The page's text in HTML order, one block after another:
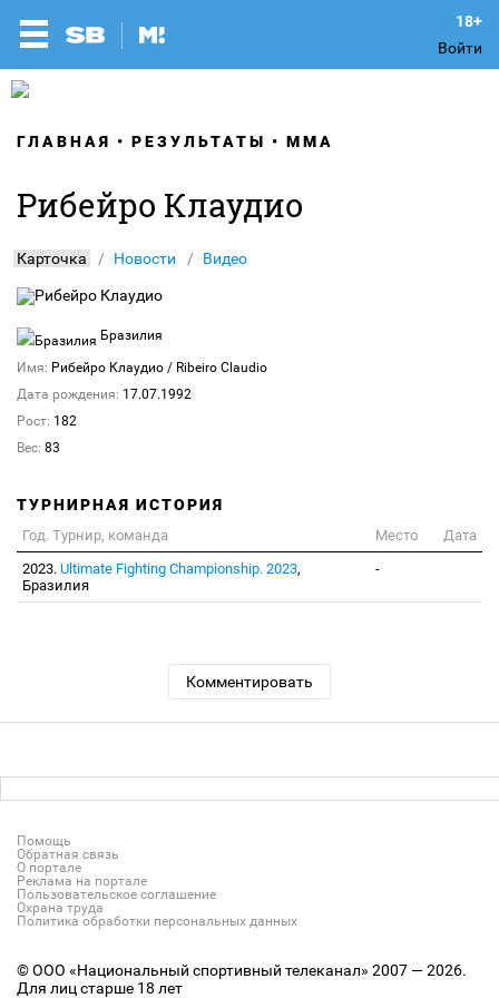
Войти
ГЛАВНАЯ РЕЗУЛЬТАТЫ ММА
Рибейро Клаудио
Карточка Новости Видео
Бразилия
Имя: Рибейро Клаудио / Ribeiro Claudio
Дата рождения: 17.07.1992
Рост: 182
Вес: 83
ТУРНИРНАЯ ИСТОРИЯ
Год. Турнир, команда Место
Дата
2023. Ultimate Fighting Championship. 2023,
Бразилия
-
Комментировать
Помощь
Обратная связь
О портале
Реклама на портале
Пользовательское соглашение
Охрана труда
Политика обработки персональных данных
© ООО «Национальный спортивный телеканал» 2007 — 2026.
Для лиц старше 18 лет